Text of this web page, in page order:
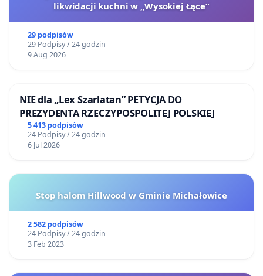
likwidacji kuchni w „Wysokiej Łące”
29 podpisów
29 Podpisy / 24 godzin
9 Aug 2026
NIE dla „Lex Szarlatan” PETYCJA DO
PREZYDENTA RZECZYPOSPOLITEJ POLSKIEJ
5 413 podpisów
24 Podpisy / 24 godzin
6 Jul 2026
Stop halom Hillwood w Gminie Michałowice
2 582 podpisów
24 Podpisy / 24 godzin
3 Feb 2023